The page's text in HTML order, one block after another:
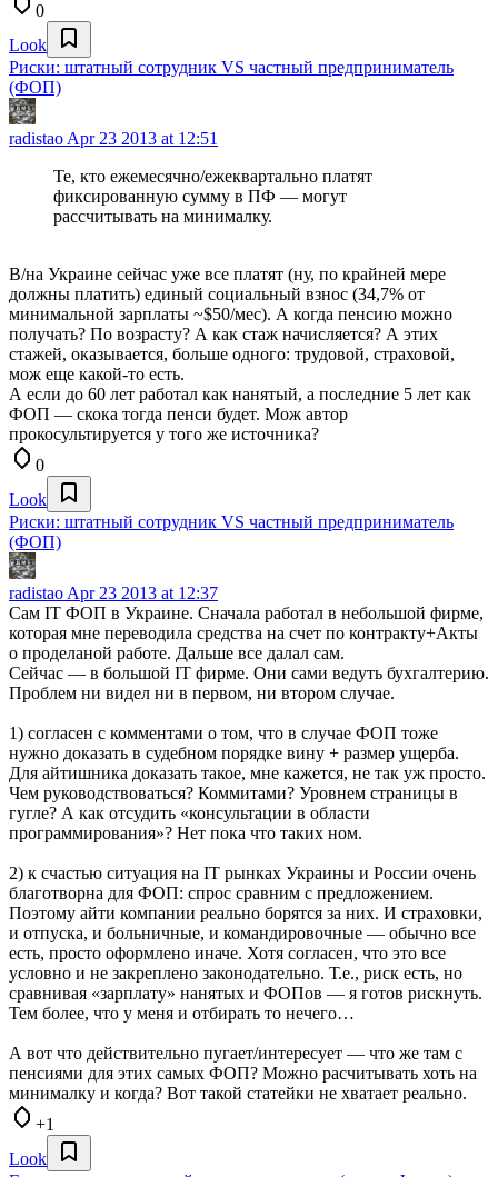
0
Look
Риски: штатный сотрудник VS частный предприниматель
(ФОП)
radistao Apr 23 2013 at 12:51
Те, кто ежемесячно/ежеквартально платят
фиксированную сумму в ПФ — могут
рассчитывать на минималку.
В/на Украине сейчас уже все платят (ну, по крайней мере
должны платить) единый социальный взнос (34,7% от
минимальной зарплаты ~$50/мес). А когда пенсию можно
получать? По возрасту? А как стаж начисляется? А этих
стажей, оказывается, больше одного: трудовой, страховой,
мож еще какой-то есть.
А если до 60 лет работал как нанятый, а последние 5 лет как
ФОП — скока тогда пенси будет. Мож автор
прокосультируется у того же источника?
0
Look
Риски: штатный сотрудник VS частный предприниматель
(ФОП)
radistao Apr 23 2013 at 12:37
Сам IT ФОП в Украине. Сначала работал в небольшой фирме,
которая мне переводила средства на счет по контракту+Акты
о проделаной работе. Дальше все далал сам.
Сейчас — в большой IT фирме. Они сами ведуть бухгалтерию.
Проблем ни видел ни в первом, ни втором случае.
1) согласен с комментами о том, что в случае ФОП тоже
нужно доказать в судебном порядке вину + размер ущерба.
Для айтишника доказать такое, мне кажется, не так уж просто.
Чем руководствоваться? Коммитами? Уровнем страницы в
гугле? А как отсудить «консультации в области
программирования»? Нет пока что таких ном.
2) к счастью ситуация на IT рынках Украины и России очень
благотворна для ФОП: спрос сравним с предложением.
Поэтому айти компании реально борятся за них. И страховки,
и отпуска, и больничные, и командировочные — обычно все
есть, просто оформлено иначе. Хотя согласен, что это все
условно и не закреплено законодательно. Т.е., риск есть, но
сравнивая «зарплату» нанятых и ФОПов — я готов рискнуть.
Тем более, что у меня и отбирать то нечего…
А вот что действительно пугает/интересует — что же там с
пенсиями для этих самых ФОП? Можно расчитывать хоть на
минималку и когда? Вот такой статейки не хватает реально.
+1
Look